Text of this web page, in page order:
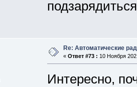
Re: Автоматические
« Ответ #73 : 10 Ноября
Интересно,